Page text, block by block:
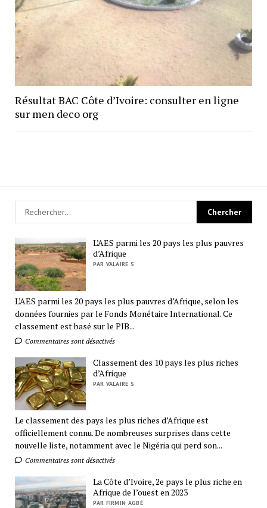
Résultat BAC Côte d’Ivoire: consulter en ligne
sur men deco org
L’AES parmi les 20 pays les plus pauvres
d’Afrique
PAR VALAIRE S
L’AES parmi les 20 pays les plus pauvres d’Afrique, selon les
données fournies par le Fonds Monétaire International. Ce
classement est basé sur le PIB...
Commentaires sont désactivés
Classement des 10 pays les plus riches
d’Afrique
PAR VALAIRE S
Le classement des pays les plus riches d’Afrique est
officiellement connu. De nombreuses surprises dans cette
nouvelle liste, notamment avec le Nigéria qui perd son...
Commentaires sont désactivés
La Côte d’Ivoire, 2e pays le plus riche en
Afrique de l’ouest en 2023
PAR FIRMIN AGBÉ